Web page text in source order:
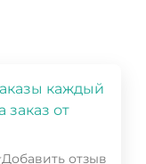
каждый
заказ от
Добавить отзыв